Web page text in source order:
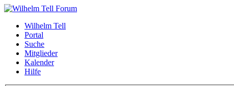
Wilhelm Tell
Portal
Suche
Mitglieder
Kalender
Hilfe